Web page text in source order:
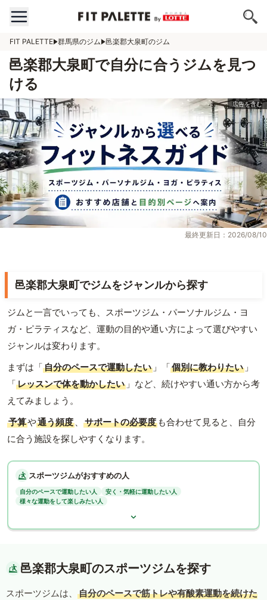
FIT PALETTE 群馬県のジム 邑楽郡大泉町のジム
邑楽郡大泉町で自分に合うジムを見つ
ける
最終更新日：2026/08/10
邑楽郡大泉町でジムをジャンルから探す
ジムと一言でいっても、スポーツジム・パーソナルジム・ヨ
ガ・ピラティスなど、運動の目的や通い方によって選びやすい
ジャンルは変わります。
まずは「自分のペースで運動したい 」「個別に教わりたい 」
「レッスンで体を動かしたい 」など、続けやすい通い方から考
えてみましょう。
予算や通う頻度 、 サポートの必要度 も合わせて見ると、自分
に合う施設を探しやすくなります。
スポーツジムがおすすめの人
自分のペースで運動したい人
安く・気軽に運動したい人
様々な運動をして楽しみたい人
邑楽郡大泉町のスポーツジムを探す
スポーツジムは、
自分のペースで筋トレや有酸素運動を続けた